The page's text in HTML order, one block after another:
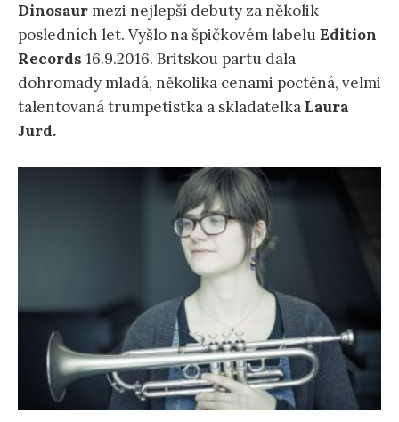
Dinosaur mezi nejlepší debuty za několik
posledních let. Vyšlo na špičkovém labeluEdition
Records 16.9.2016. Britskou partu dala
dohromady mladá, několika cenami poctěná, velmi
talentovaná trumpetistka a skladatelka Laura
Jurd.